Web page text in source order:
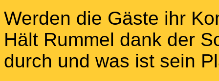
Werden die Gäste ihr
Hält Rummel dank der
durch und was ist sein